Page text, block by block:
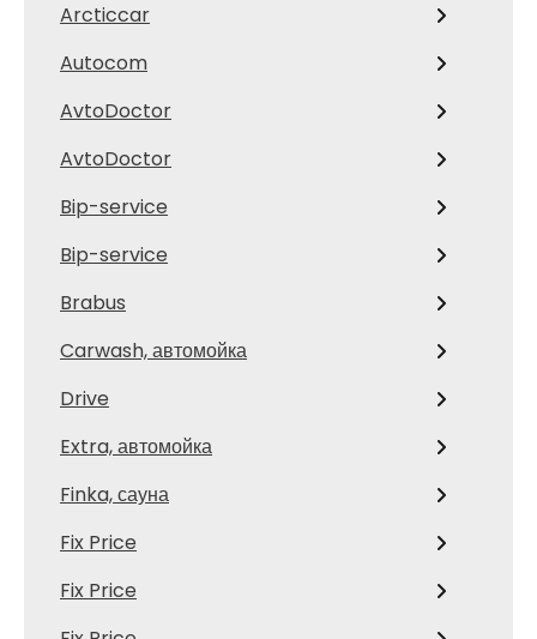
Arcticcar
Autocom
AvtoDoctor
AvtoDoctor
Bip-service
Bip-service
Brabus
Carwash, автомойка
Drive
Extra, автомойка
Finka, сауна
Fix Price
Fix Price